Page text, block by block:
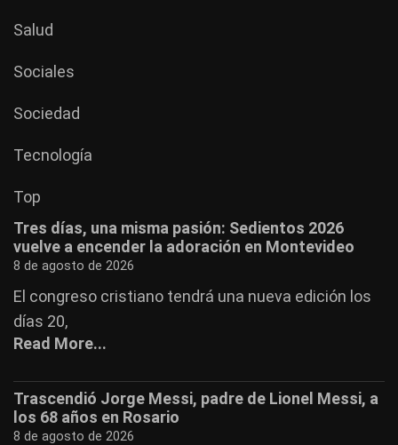
Salud
Sociales
Sociedad
Tecnología
Top
Tres días, una misma pasión: Sedientos 2026
vuelve a encender la adoración en Montevideo
8 de agosto de 2026
El congreso cristiano tendrá una nueva edición los
días 20,
Read More...
Trascendió Jorge Messi, padre de Lionel Messi, a
los 68 años en Rosario
8 de agosto de 2026